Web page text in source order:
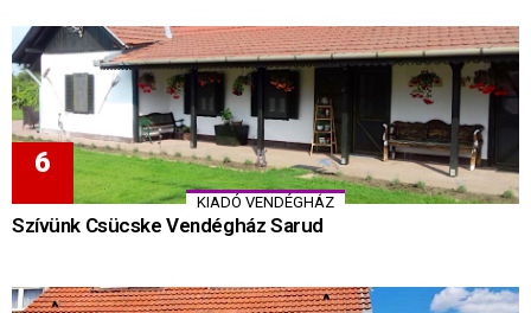
KIADÓ VENDÉGHÁZ
Szívünk Csücske Vendégház Sarud